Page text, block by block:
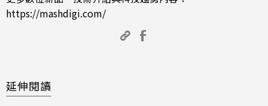
https://mashdigi.com/
延伸閱讀